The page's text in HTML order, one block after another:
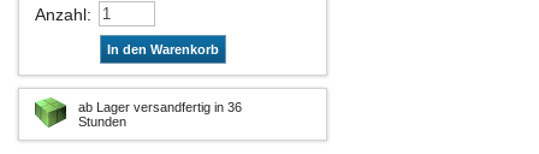
Anzahl:
In den Warenkorb
ab Lager versandfertig in 36
Stunden